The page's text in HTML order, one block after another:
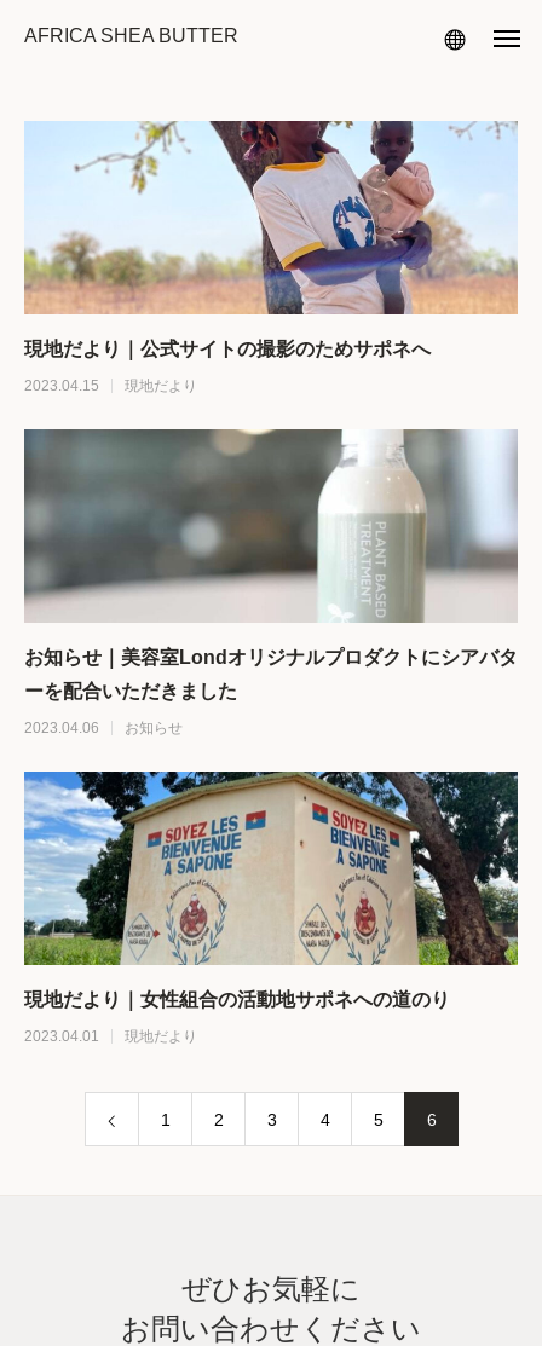
AFRICA SHEA BUTTER
現地だより｜公式サイトの撮影のためサポネへ
2023.04.15 現地だより
お知らせ｜美容室Londオリジナルプロダクトにシアバタ
ーを配合いただきました
2023.04.06 お知らせ
現地だより｜女性組合の活動地サポネへの道のり
2023.04.01 現地だより
1 2 3 4 5 6
ぜひお気軽に
お問い合わせください